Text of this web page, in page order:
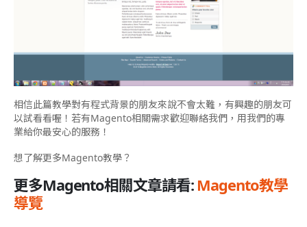
相信此篇教學對有程式背景的朋友來說不會太難，有興趣的朋友可
以試看看喔！若有Magento相關需求歡迎聯絡我們，用我們的專
業給你最安心的服務！
想了解更多Magento教學？
更多Magento相關文章請看: Magento教學
導覽